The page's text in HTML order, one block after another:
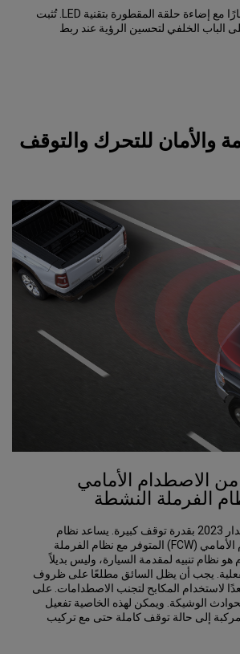
تمتع بالعمل ليلًا أو نهارًا مع إضاءة حلقة المقطورة بتقنية LED. تُثبت
الباب الخلفي لتحسين الرؤية عند ربط
والأمان للتحرك والتوقف
من الاصطدام الأمامي
تفتخر رام 2500 إصدار 2023 بقدرة توقف كبيرة. يساعد نظام
التنبيه من الاصطدام الأمامي (FCW) المتوفر مع نظام الفرملة
هو نظام تنبيه لمقدمة السيارة، وليس بديلاً
يجب أن يظل السائق مطلعًا على ظروف
لاستخدام المكابح لتجنب الاصطدامات. على
الوشيكة. ويمكن لهذه الخاصية تفعيل
إلى حالة توقف كاملة حتى مع تركيب